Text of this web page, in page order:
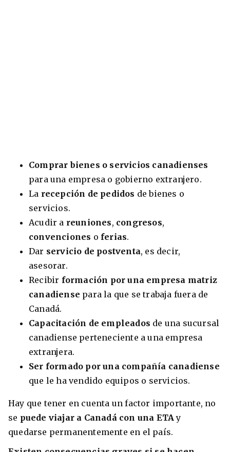
Comprar bienes o servicios canadienses
para una empresa o gobierno extranjero.
La recepción de pedidos de bienes o
servicios.
Acudir a reuniones, congresos,
convenciones o ferias.
Dar servicio de postventa, es decir,
asesorar.
Recibir formación por una empresa matriz
canadiense para la que se trabaja fuera de
Canadá.
Capacitación de empleados de una sucursal
canadiense perteneciente a una empresa
extranjera.
Ser formado por una compañía canadiense
que le ha vendido equipos o servicios.
Hay que tener en cuenta un factor importante, no
se puede viajar a Canadá con una ETA y
quedarse permanentemente en el país.